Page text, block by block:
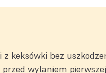
keksówki bez
wylaniem